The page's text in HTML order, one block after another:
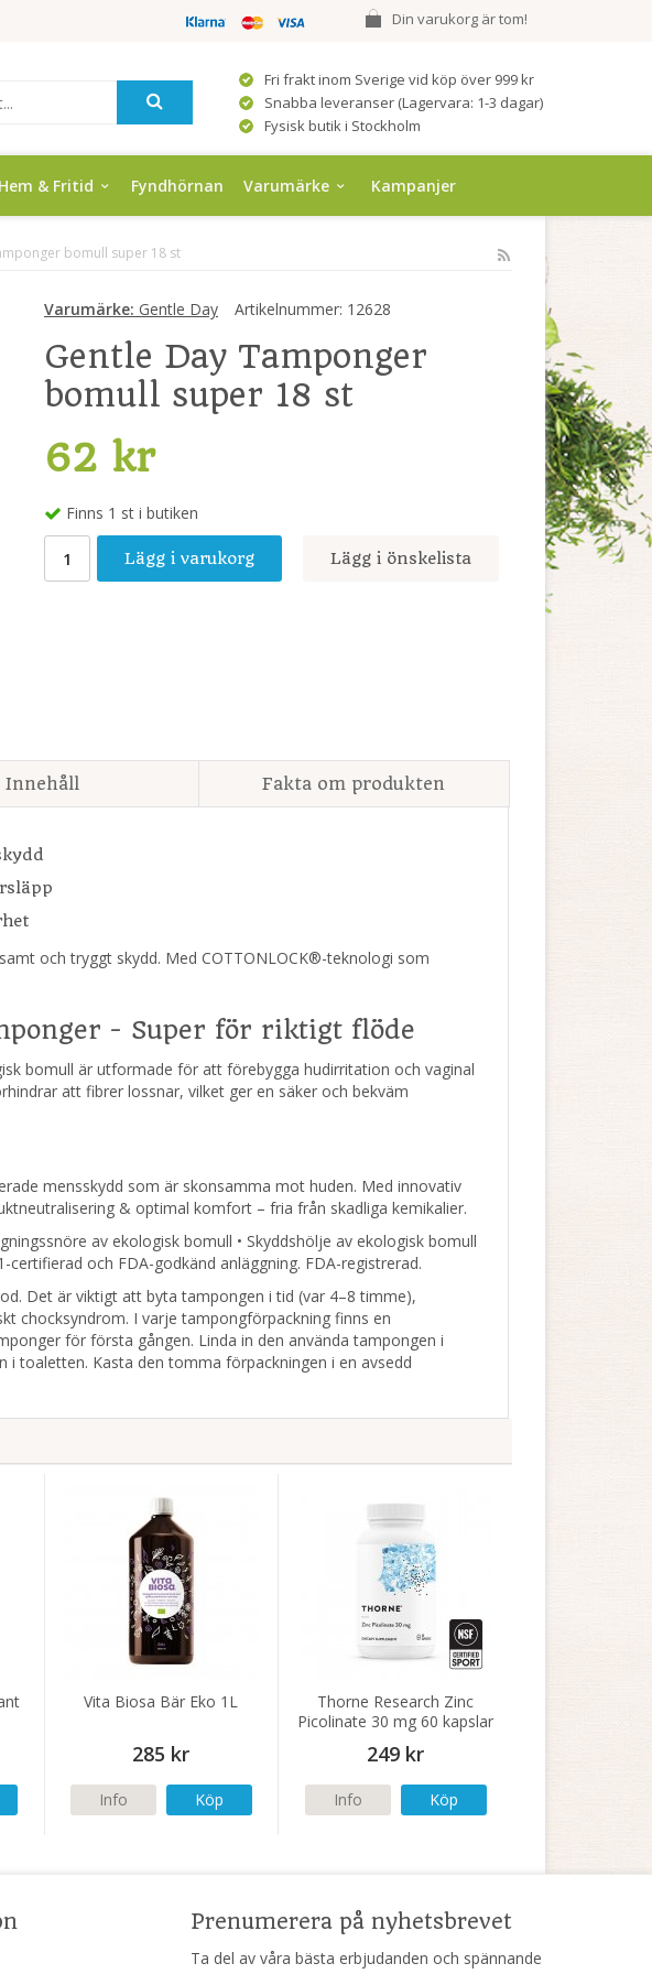
Din varukorg är tom!
Fri frakt inom Sverige vid köp över 999 kr
Snabba leveranser (Lagervara: 1-3 dagar)
Fysisk butik i Stockholm
Hem & Fritid Fyndhörnan Varumärke Kampanjer
bomull super 18 st
Varumärke: Gentle Day Artikelnummer: 12628
Gentle Day Tamponger
bomull super 18 st
62 kr
Finns 1 st i butiken
Lägg i varukorg Lägg i önskelista
Innehåll Fakta om produkten
och tryggt skydd. Med COTTONLOCK®-teknologi som
- Super för riktigt flöde
bomull är utformade för att förebygga hudirritation och vaginal
att fibrer lossnar, vilket ger en säker och bekväm
mensskydd som är skonsamma mot huden. Med innovativ
& optimal komfort – fria från skadliga kemikalier.
av ekologisk bomull • Skyddshölje av ekologisk bomull
certifierad och FDA-godkänd anläggning. FDA-registrerad.
Det är viktigt att byta tampongen i tid (var 4–8 timme),
chocksyndrom. I varje tampongförpackning finns en
för första gången. Linda in den använda tampongen i
i toaletten. Kasta den tomma förpackningen i en avsedd
Vita Biosa Bär Eko 1L
285 kr
Info Köp
Thorne Research Zinc
Picolinate 30 mg 60 kapslar
(NSF)
249 kr
Info Köp
Prenumerera på nyhetsbrevet
Ta del av våra bästa erbjudanden och spännande